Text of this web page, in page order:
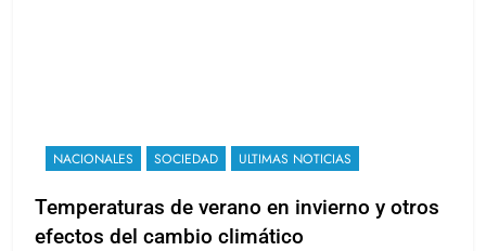
NACIONALES SOCIEDAD ULTIMAS NOTICIAS
Temperaturas de verano en invierno y otros
efectos del cambio climático